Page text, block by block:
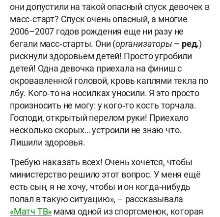
они допустили на такой опасный спуск девочек в
масс‑старт? Спуск очень опасный, а многие
2006–2007 годов рождения еще ни разу не
бегали масс‑старты. Они (организаторы – ред.)
рискнули здоровьем детей! Просто угробили
детей! Одна девочка приехала на финиш с
окровавленной головой, кровь каплями текла по
лбу. Кого‑то на носилках уносили. Я это просто
произносить не могу: у кого‑то кость торчала.
Господи, открытый перелом руки! Приехало
несколько скорых… устроили не знаю что.
Лишили здоровья.
Требую наказать всех! Очень хочется, чтобы
министерство решило этот вопрос. У меня ещё
есть сын, я не хочу, чтобы и он когда‑нибудь
попал в такую ситуацию», – рассказывала
«Матч ТВ» мама одной из спортсменок, которая